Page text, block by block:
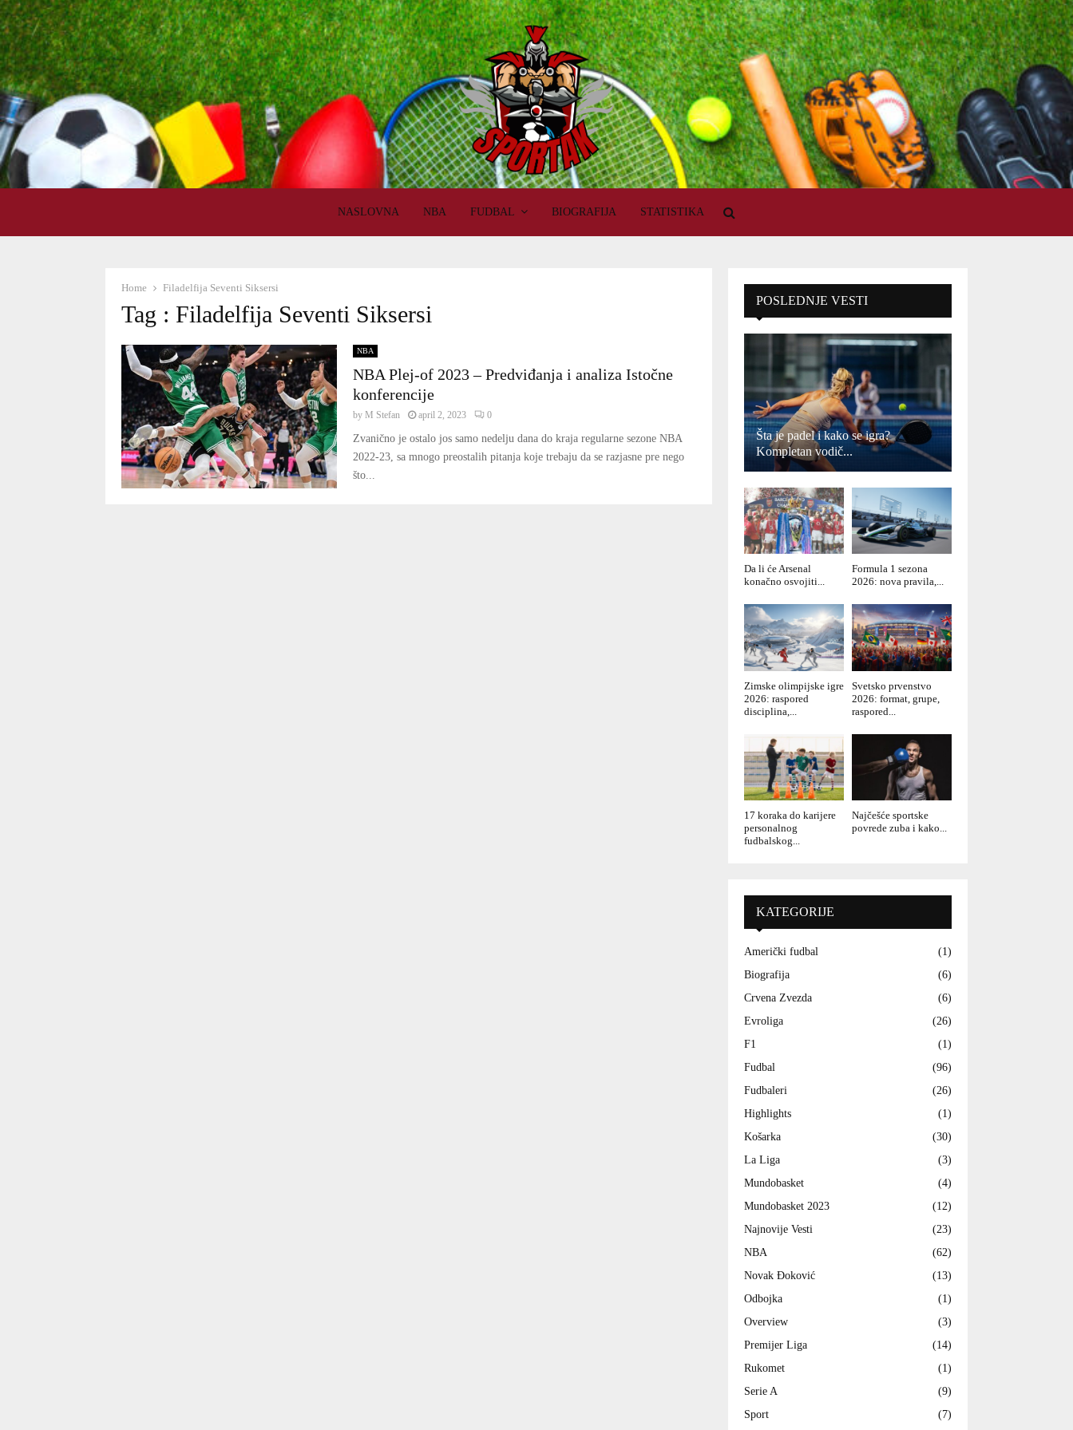
NASLOVNA NBA FUDBAL BIOGRAFIJA STATISTIKA
Home Filadelfija Seventi Siksersi
Tag : Filadelfija Seventi Siksersi
NBA
NBA Plej-of 2023 – Predviđanja i analiza Istočne
konferencije
by M Stefan april 2, 2023 0
Zvanično je ostalo jos samo nedelju dana do kraja regularne sezone NBA
2022-23, sa mnogo preostalih pitanja koje trebaju da se razjasne pre nego
što...
POSLEDNJE VESTI
Šta je padel i kako se igra?
Kompletan vodič...
Da li će Arsenal
konačno osvojiti...
Formula 1 sezona
2026: nova pravila,...
Zimske olimpijske igre
2026: raspored
disciplina,...
Svetsko prvenstvo
2026: format, grupe,
raspored...
17 koraka do karijere
personalnog
fudbalskog...
Najčešće sportske
povrede zuba i kako...
KATEGORIJE
Američki fudbal
(1)
Biografija
(6)
Crvena Zvezda
(6)
Evroliga
(26)
F1
(1)
Fudbal
(96)
Fudbaleri
(26)
Highlights
(1)
Košarka
(30)
La Liga
(3)
Mundobasket
(4)
Mundobasket 2023
(12)
Najnovije Vesti
(23)
NBA
(62)
Novak Đoković
(13)
Odbojka
(1)
Overview
(3)
Premijer Liga
(14)
Rukomet
(1)
Serie A
(9)
Sport
(7)